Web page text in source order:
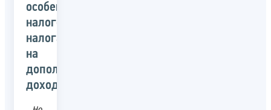
особенности
налогообложения
налога
на
дополнительный
доход